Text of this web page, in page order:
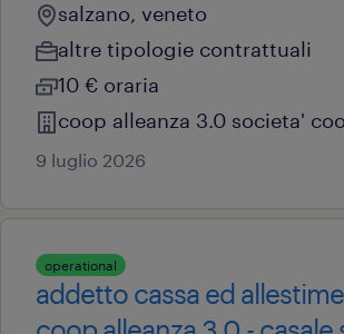
salzano, veneto
altre tipologie contrattuali
10 € oraria
coop alleanza 3.0 societa'
9 luglio 2026
operational
addetto cassa ed